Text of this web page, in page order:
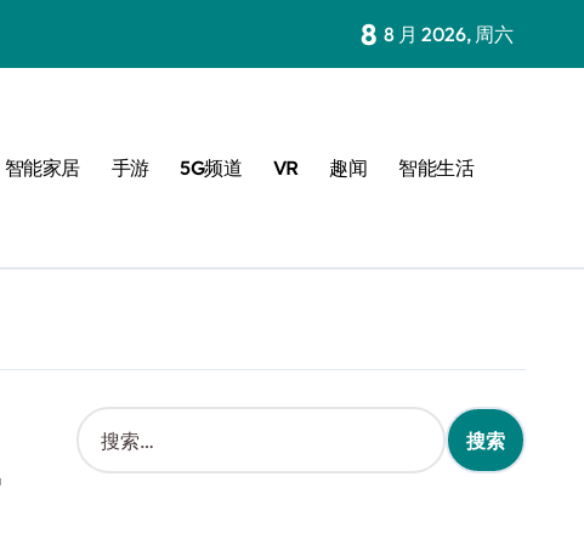
8 8 月 2026, 周六
智能家居 手游 5G频道 VR 趣闻 智能生活
搜
索
：